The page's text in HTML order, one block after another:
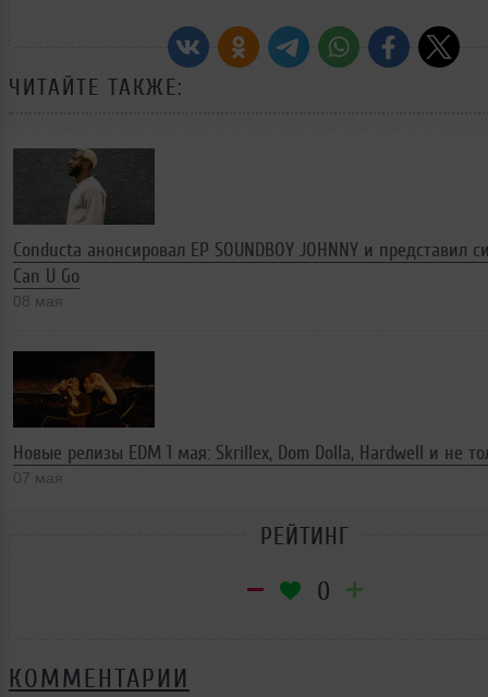
ЧИТАЙТЕ ТАКЖЕ:
Conducta анонсировал EP SOUNDBOY JOHNNY и представил
Can U Go
08 мая
Новые релизы EDM 1 мая: Skrillex, Dom Dolla, Hardwell и не
07 мая
РЕЙТИНГ
0
КОММЕНТАРИИ